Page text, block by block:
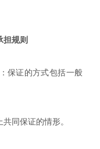
担规则
保证的方式包括一般
同保证的情形。